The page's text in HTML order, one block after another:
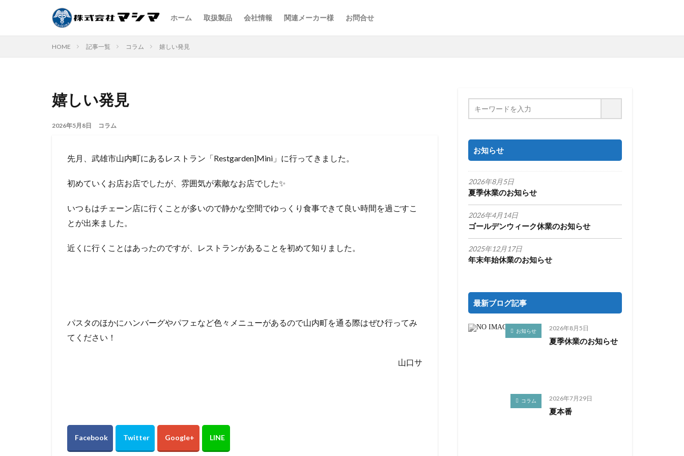
ホーム 取扱製品 会社情報 関連メーカー様 お問合せ
HOME 記事一覧 コラム 嬉しい発見
嬉しい発見
2026年5月8日 コラム
先月、武雄市山内町にあるレストラン「Restgarden]Mini」に行ってきました。
初めていくお店お店でしたが、雰囲気が素敵なお店でした✨
いつもはチェーン店に行くことが多いので静かな空間でゆっくり食事できて良い時間を過ごすこ
とが出来ました。
近くに行くことはあったのですが、レストランがあることを初めて知りました。
パスタのほかにハンバーグやパフェなど色々メニューがあるので山内町を通る際はぜひ行ってみ
てください！
山口サ
お知らせ
2026年8月5日
夏季休業のお知らせ
2026年4月14日
ゴールデンウィーク休業のお知らせ
2025年12月17日
年末年始休業のお知らせ
最新ブログ記事
お知らせ 2026年8月5日
夏季休業のお知らせ
コラム 2026年7月29日
夏本番